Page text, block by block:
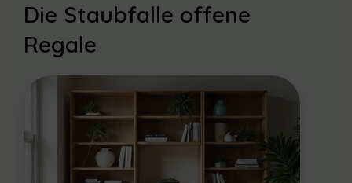
Die Staubfalle offene
Regale